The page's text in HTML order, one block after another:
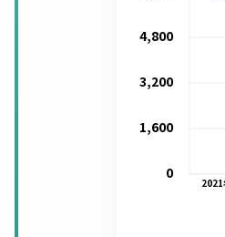
2021
0
1,600
3,200
4,800